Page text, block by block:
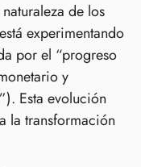
de los
experimentando
por el “progreso
y
Esta evolución
la transformación